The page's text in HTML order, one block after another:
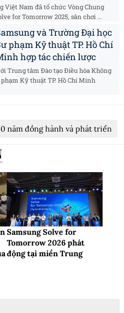
Việt Nam đã tổ chức Vòng Chung
for Tomorrow 2025, sân chơi ...
và Trường Đại học
phạm Kỹ thuật TP. Hồ Chí
hợp tác chiến lược
Trung tâm Đào tạo Điều hòa Không
Kỹ thuật TP. Hồ Chí Minh
năm đồng hành và phát triển
Samsung Solve for
Tomorrow 2026 phát
động tại miền Trung